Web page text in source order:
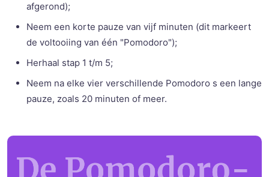
afgerond);
Neem een korte pauze van vijf minuten (dit markeert
de voltooiing van één "Pomodoro");
Herhaal stap 1 t/m 5;
Neem na elke vier verschillende Pomodoro s een lange
pauze, zoals 20 minuten of meer.